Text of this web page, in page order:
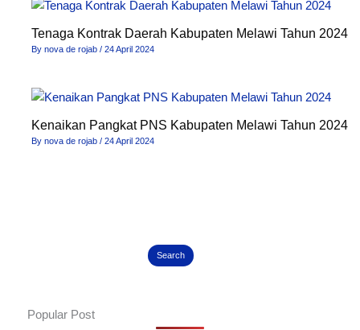
Tenaga Kontrak Daerah Kabupaten Melawi Tahun 2024
Bynova de rojab/24 April 2024
Kenaikan Pangkat PNS Kabupaten Melawi Tahun 2024
Bynova de rojab/24 April 2024
Search
Popular Post